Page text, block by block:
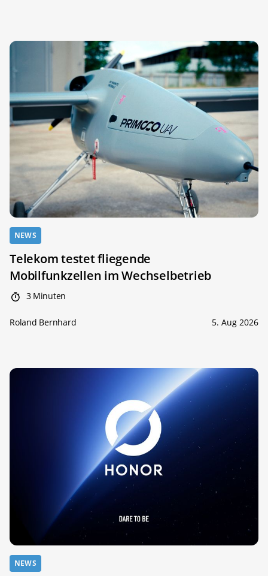
NEWS
Telekom testet fliegende
Mobilfunkzellen im Wechselbetrieb
3 Minuten
Roland Bernhard 5. Aug 2026
NEWS